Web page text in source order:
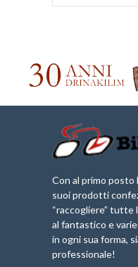
Con al primo posto
suoi prodotti
“raccogliere”
al fantastico e
in ogni sua forma,
professionale!